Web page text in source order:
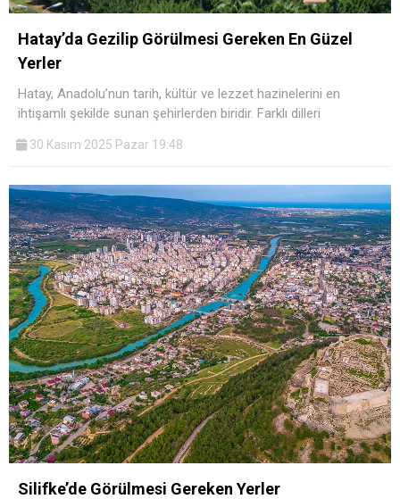
Hatay’da Gezilip Görülmesi Gereken En Güzel
Yerler
Hatay, Anadolu’nun tarih, kültür ve lezzet hazinelerini en
ihtişamlı şekilde sunan şehirlerden biridir. Farklı dilleri
30 Kasım 2025 Pazar 19:48
Silifke’de Görülmesi Gereken Yerler